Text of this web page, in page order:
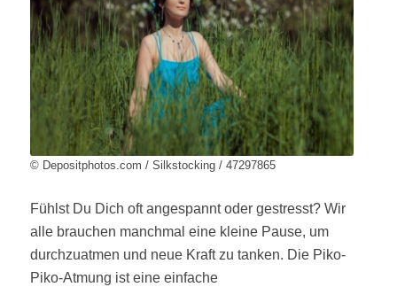
© Depositphotos.com / Silkstocking / 47297865
Fühlst Du Dich oft angespannt oder gestresst? Wir
alle brauchen manchmal eine kleine Pause, um
durchzuatmen und neue Kraft zu tanken. Die Piko-
Piko-Atmung ist eine einfache